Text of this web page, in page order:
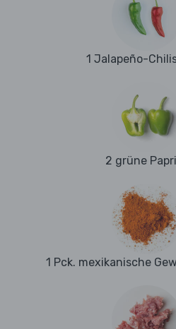
1 Jalapeño-
2 grüne
1 Pck. mexikanische